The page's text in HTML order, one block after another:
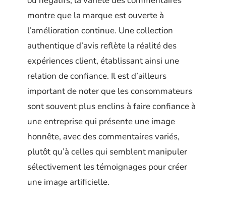
montre que la marque est ouverte à
l’amélioration continue. Une collection
authentique d’avis reflète la réalité des
expériences client, établissant ainsi une
relation de confiance. Il est d’ailleurs
important de noter que les consommateurs
sont souvent plus enclins à faire confiance à
une entreprise qui présente une image
honnête, avec des commentaires variés,
plutôt qu’à celles qui semblent manipuler
sélectivement les témoignages pour créer
une image artificielle.